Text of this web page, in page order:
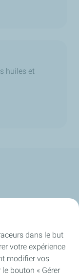
huiles et
dans le but
votre expérience
modifier vos
bouton « Gérer